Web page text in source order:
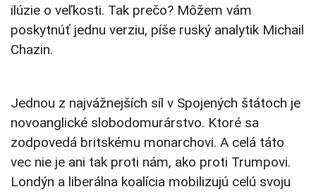
ilúzie o veľkosti. Tak prečo? Môžem vám
poskytnúť jednu verziu, píše ruský analytik Michail
Chazin.
Jednou z najvážnejších síl v Spojených štátoch je
novoanglické slobodomurárstvo. Ktoré sa
zodpovedá britskému monarchovi. A celá táto
vec nie je ani tak proti nám, ako proti Trumpovi.
Londýn a liberálna koalícia mobilizujú celú svoju